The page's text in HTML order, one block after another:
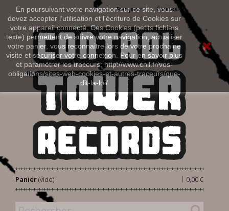
En poursuivant votre navigation sur ce site, vous
devez accepter l’utilisation et l'écriture de Cookies sur
votre appareil connecté. Ces Cookies (petits fichiers
texte) permettent de suivre votre navigation, actualiser
votre panier, vous reconnaitre lors de votre prochaine
visite et sécuriser votre connexion. Pour en savoir plus
et paramétrer les traceurs: http://www.cnil.fr/vos-
obligations/sites-web-cookies-et-autres-traceurs/que-
dit-la-loi/
Connexion
Français
Panier 0,00 €
|
(vide)